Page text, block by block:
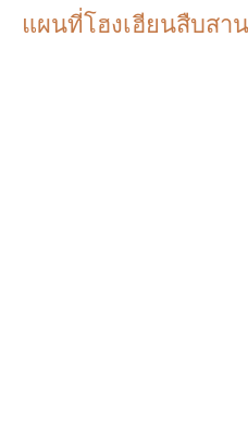
แผนที่โฮงเฮียนสืบส